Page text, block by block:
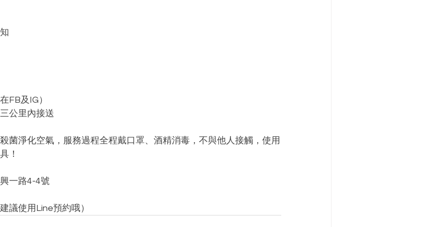
FB及IG）﻿
公里內接送﻿
菌淨化空氣，服務過程全程戴口罩、酒精消毒，不與他人接觸，使用
！﻿
一路4-4號﻿
議使用Line預約哦）